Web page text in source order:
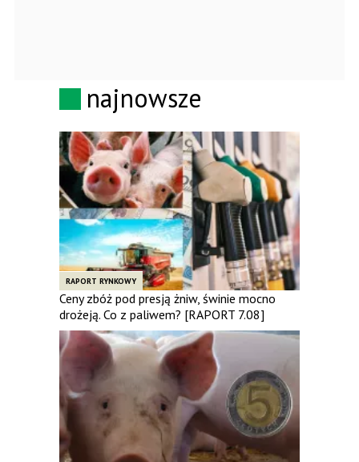
najnowsze
RAPORT RYNKOWY
Ceny zbóż pod presją żniw, świnie mocno
drożeją. Co z paliwem? [RAPORT 7.08]